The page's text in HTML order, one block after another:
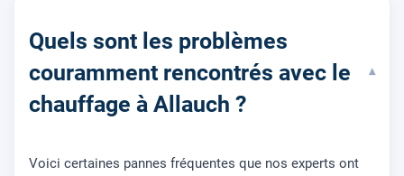
Quels sont les problèmes
couramment rencontrés avec le
chauffage à Allauch ?
▾
Voici certaines pannes fréquentes que nos experts ont